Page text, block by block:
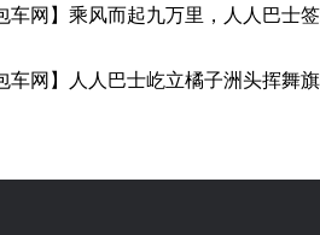
车网】乘风而起九万里，人人巴士
车网】人人巴士屹立橘子洲头挥舞